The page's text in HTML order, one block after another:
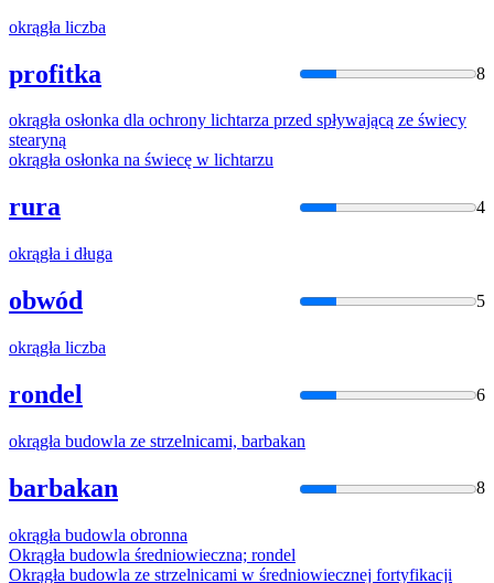
okrągła liczba
profitka 8
okrągła osłonka dla ochrony lichtarza przed spływającą ze świecy
stearyną
okrągła osłonka na świecę w lichtarzu
rura 4
okrągła i długa
obwód 5
okrągła liczba
rondel 6
okrągła budowla ze strzelnicami, barbakan
barbakan 8
okrągła budowla obronna
Okrągła budowla średniowieczna; rondel
Okrągła budowla ze strzelnicami w średniowiecznej fortyfikacji